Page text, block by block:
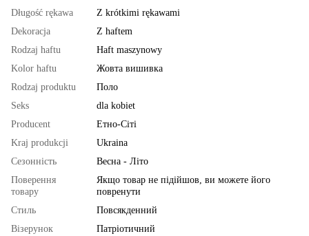
Długość rękawa
Z krótkimi rękawami
Dekoracja
Z haftem
Rodzaj haftu
Haft maszynowy
Kolor haftu
Жовта вишивка
Rodzaj produktu
Поло
Seks
dla kobiet
Producent
Етно-Сіті
Kraj produkcji
Ukraina
Сезонність
Весна - Літо
Поверення
товару
Якщо товар не підійшов, ви можете його
повренути
Стиль
Повсякденний
Візерунок
Патріотичний